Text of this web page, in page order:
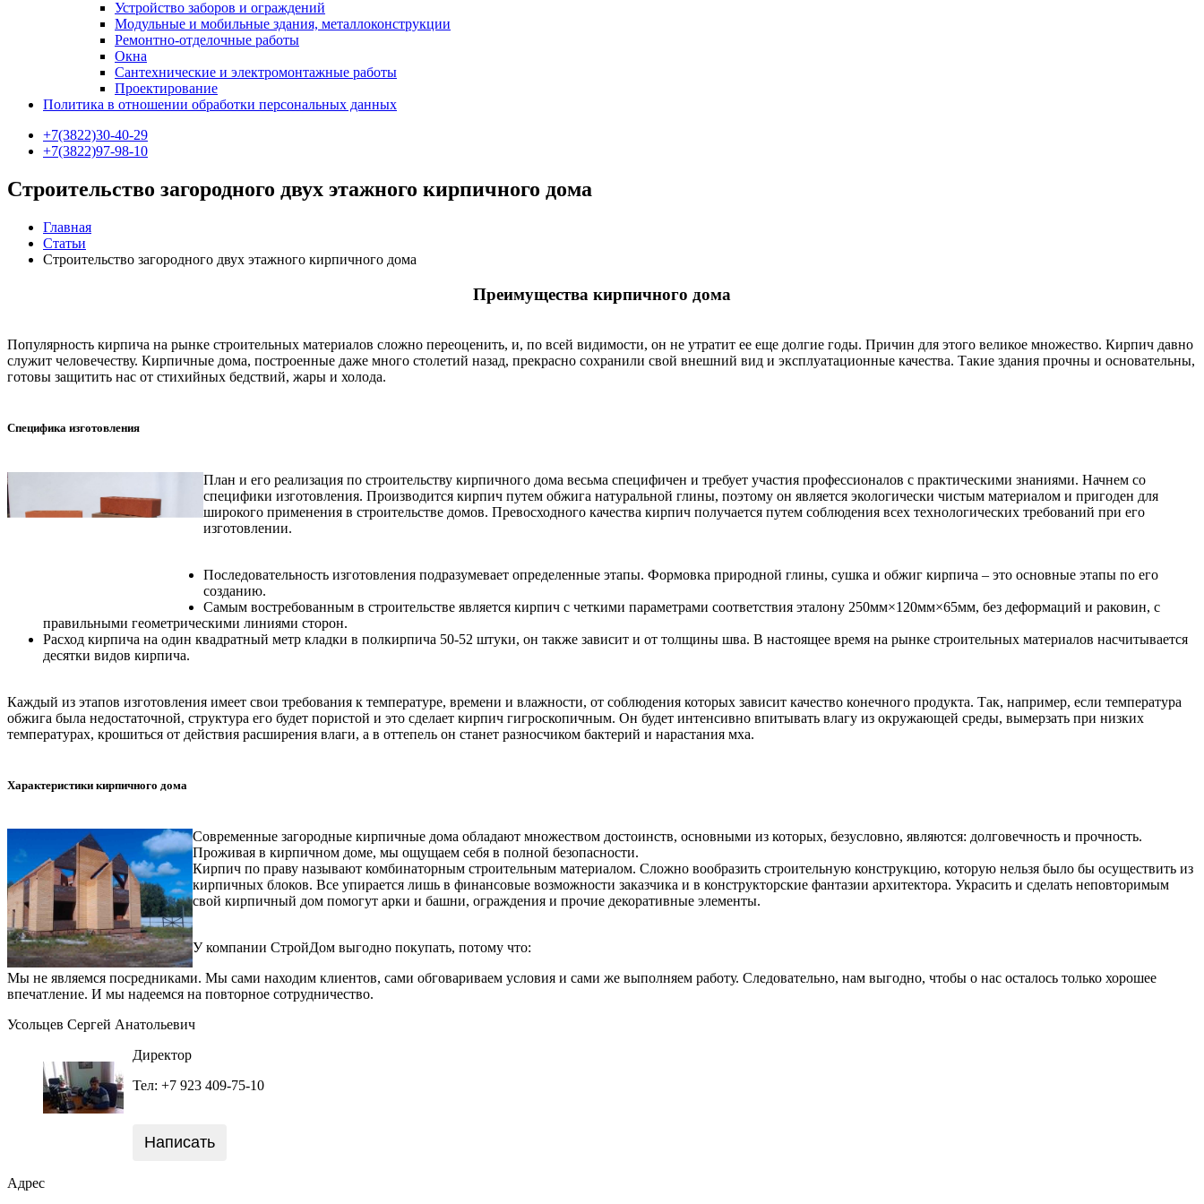
Устройство заборов и ограждений
Модульные и мобильные здания, металлоконструкции
Ремонтно-отделочные работы
Окна
Сантехнические и электромонтажные работы
Проектирование
Политика в отношении обработки персональных данных
+7(3822)30-40-29
+7(3822)97-98-10
Строительство загородного двух этажного кирпичного дома
Главная
Статьи
Строительство загородного двух этажного кирпичного дома
Преимущества кирпичного дома
Популярность кирпича на рынке строительных материалов сложно переоценить, и, по всей видимости, он не утратит ее еще долгие годы. Причин для этого великое множество. Кирпич давно
служит человечеству. Кирпичные дома, построенные даже много столетий назад, прекрасно сохранили свой внешний вид и эксплуатационные качества. Такие здания прочны и основательны,
готовы защитить нас от стихийных бедствий, жары и холода.
Специфика изготовления
План и его реализация по строительству кирпичного дома весьма специфичен и требует участия профессионалов с практическими знаниями. Начнем со
специфики изготовления. Производится кирпич путем обжига натуральной глины, поэтому он является экологически чистым материалом и пригоден для
широкого применения в строительстве домов. Превосходного качества кирпич получается путем соблюдения всех технологических требований при его
изготовлении.
Последовательность изготовления подразумевает определенные этапы. Формовка природной глины, сушка и обжиг кирпича – это основные этапы по его
созданию.
Самым востребованным в строительстве является кирпич с четкими параметрами соответствия эталону 250мм×120мм×65мм, без деформаций и раковин, с
правильными геометрическими линиями сторон.
Расход кирпича на один квадратный метр кладки в полкирпича 50-52 штуки, он также зависит и от толщины шва. В настоящее время на рынке строительных материалов насчитывается
десятки видов кирпича.
Каждый из этапов изготовления имеет свои требования к температуре, времени и влажности, от соблюдения которых зависит качество конечного продукта. Так, например, если температура
обжига была недостаточной, структура его будет пористой и это сделает кирпич гигроскопичным. Он будет интенсивно впитывать влагу из окружающей среды, вымерзать при низких
температурах, крошиться от действия расширения влаги, а в оттепель он станет разносчиком бактерий и нарастания мха.
Характеристики кирпичного дома
Современные загородные кирпичные дома обладают множеством достоинств, основными из которых, безусловно, являются: долговечность и прочность.
Проживая в кирпичном доме, мы ощущаем себя в полной безопасности.
Кирпич по праву называют комбинаторным строительным материалом. Сложно вообразить строительную конструкцию, которую нельзя было бы осуществить из
кирпичных блоков. Все упирается лишь в финансовые возможности заказчика и в конструкторские фантазии архитектора. Украсить и сделать неповторимым
свой кирпичный дом помогут арки и башни, ограждения и прочие декоративные элементы.
У компании СтройДом выгодно покупать, потому что:
Мы не являемся посредниками. Мы сами находим клиентов, сами обговариваем условия и сами же выполняем работу. Следовательно, нам выгодно, чтобы о нас осталось только хорошее
впечатление. И мы надеемся на повторное сотрудничество.
Усольцев Сергей Анатольевич
Директор
Тел: +7 923 409-75-10
Написать
Адрес